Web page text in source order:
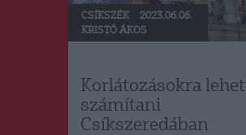
CSÍKSZÉK
2023.06.06.
KRISTÓ ÁKOS
Korlátozásokra lehet
számítani
Csíkszeredában